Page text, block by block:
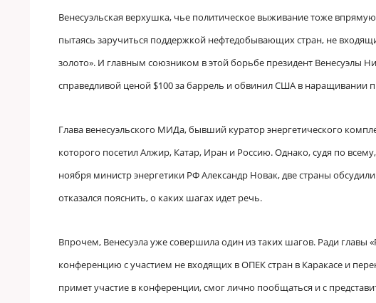
Венесуэльская верхушка, чье политическое выживание тоже
пытаясь заручиться поддержкой нефтедобывающих стран, не
золото». И главным союзником в этой борьбе президент Венесуэлы
справедливой ценой $100 за баррель и обвинил США в наращивании
Глава венесуэльского МИДа, бывший куратор энергетического
которого посетил Алжир, Катар, Иран и Россию. Однако, судя по
ноября министр энергетики РФ Александр Новак, две страны
отказался пояснить, о каких шагах идет речь.
Впрочем, Венесуэла уже совершила один из таких шагов. Ради главы
конференцию с участием не входящих в ОПЕК стран в Каракасе и
примет участие в конференции, смог лично пообщаться и с